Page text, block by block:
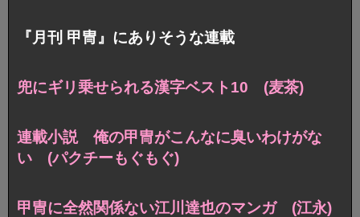
『月刊 甲冑』にありそうな連載
兜にギリ乗せられる漢字ベスト10 (麦茶)
連載小説 俺の甲冑がこんなに臭いわけがな
い (パクチーもぐもぐ)
甲冑に全然関係ない江川達也のマンガ (江永)